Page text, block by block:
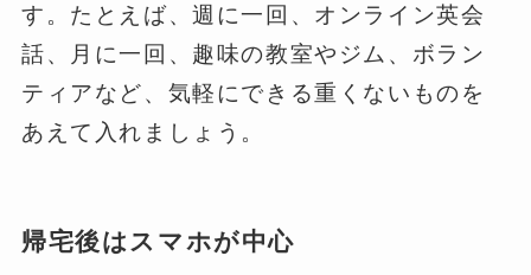
す。たとえば、週に一回、オンライン英会
話、月に一回、趣味の教室やジム、ボラン
ティアなど、気軽にできる重くないものを
あえて入れましょう。
帰宅後はスマホが中心